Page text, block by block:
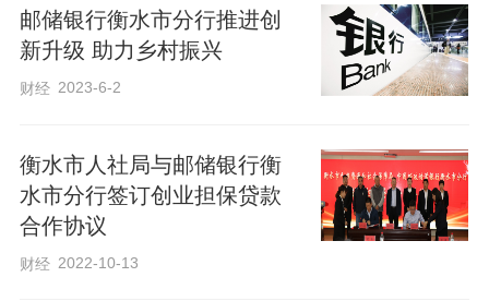
力打造有温度、有情怀、有担当的百姓身
边银行。
邮储银行衡水市分行推进创
新升级 助力乡村振兴
财经 2023-6-2
衡水市人社局与邮储银行衡
水市分行签订创业担保贷款
合作协议
财经 2022-10-13